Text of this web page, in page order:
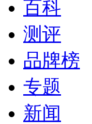
百科
测评
品牌榜
专题
新闻